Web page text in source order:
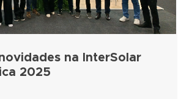
na InterSolar
2025